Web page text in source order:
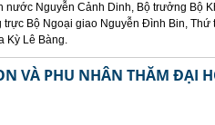
nước Nguyễn Cảnh Dinh, Bộ trưởng Bộ
Bộ Ngoại giao Nguyễn Đình Bin,
Kỳ Lê Bàng.
VÀ PHU NHÂN THĂM ĐẠI